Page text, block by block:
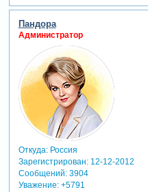
Пандора
Администратор
Откуда:Россия
Зарегистрирован: 12-12-2012
Сообщений:3904
Уважение: +5791